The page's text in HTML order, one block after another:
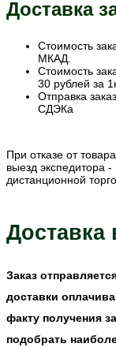
Доставка
Стоимость
МКАД.
Стоимость
30 рублей за
Отправка
СДЭКа
При отказе от
выезд экспедитора -
дистанционной
Заказ
доставки
факту получения
подобрать